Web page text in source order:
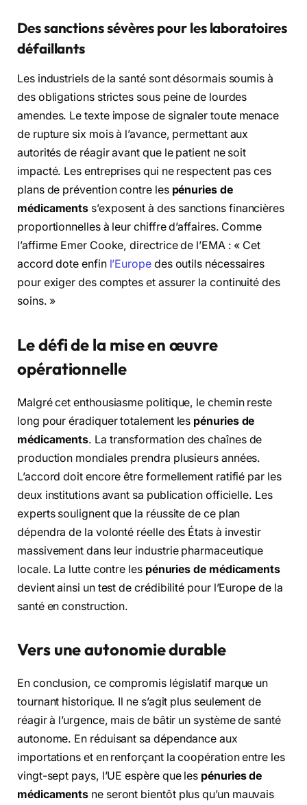
Des sanctions sévères pour les laboratoires
défaillants
Les industriels de la santé sont désormais soumis à
des obligations strictes sous peine de lourdes
amendes. Le texte impose de signaler toute menace
de rupture six mois à l’avance, permettant aux
autorités de réagir avant que le patient ne soit
impacté. Les entreprises qui ne respectent pas ces
plans de prévention contre les pénuries de
médicaments s’exposent à des sanctions financières
proportionnelles à leur chiffre d’affaires. Comme
l’affirme Emer Cooke, directrice de l’EMA : « Cet
accord dote enfin l’Europedes outils nécessaires
pour exiger des comptes et assurer la continuité des
soins. »
Le défi de la mise en œuvre
opérationnelle
Malgré cet enthousiasme politique, le chemin reste
long pour éradiquer totalement les pénuries de
médicaments. La transformation des chaînes de
production mondiales prendra plusieurs années.
L’accord doit encore être formellement ratifié par les
deux institutions avant sa publication officielle. Les
experts soulignent que la réussite de ce plan
dépendra de la volonté réelle des États à investir
massivement dans leur industrie pharmaceutique
locale. La lutte contre les pénuries de médicaments
devient ainsi un test de crédibilité pour l’Europe de la
santé en construction.
Vers une autonomie durable
En conclusion, ce compromis législatif marque un
tournant historique. Il ne s’agit plus seulement de
réagir à l’urgence, mais de bâtir un système de santé
autonome. En réduisant sa dépendance aux
importations et en renforçant la coopération entre les
vingt-sept pays, l’UE espère que les pénuries de
médicaments ne seront bientôt plus qu’un mauvais